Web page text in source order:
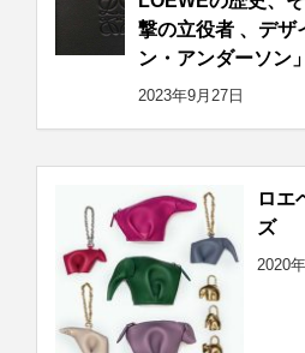
撃の立役者 、デザ
ン・アンダーソン
2023年9月27日
ロエ
ズ
2020